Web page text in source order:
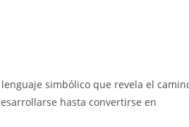
simbólico que revela el
hasta convertirse en